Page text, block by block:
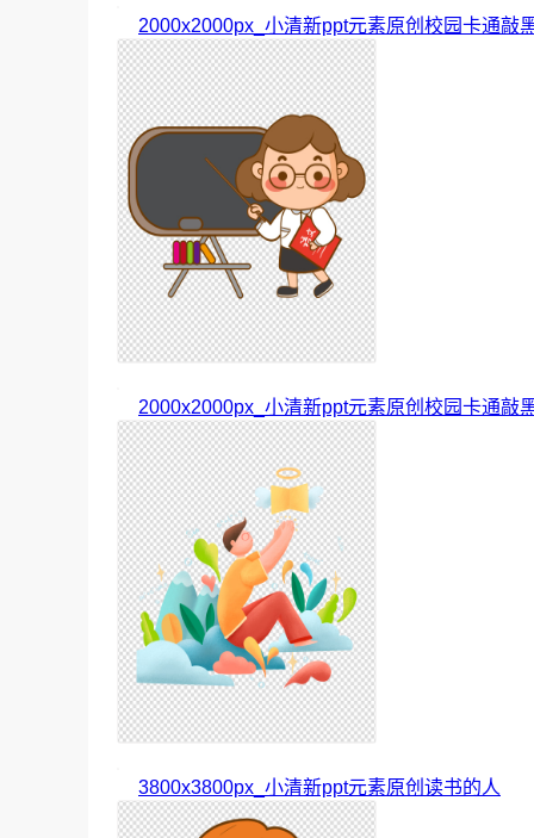
2000x2000px_小清新ppt元素原创校园卡通敲
2000x2000px_小清新ppt元素原创校园卡通敲
3800x3800px_小清新ppt元素原创读书的人